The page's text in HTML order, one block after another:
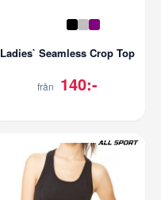
Ladies` Seamless Crop Top
från 140:-